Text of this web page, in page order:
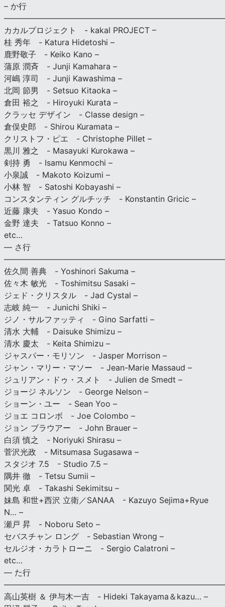
– か行
カカルプロジェクト - kakal PROJECT –
桂 秀年 - Katura Hidetoshi –
鹿野敬子 - Keiko Kano –
蒲原 潤斉 - Junji Kamahara –
河嶋 淳司 - Junji Kawashima –
北岡 節男 - Setsuo Kitaoka –
倉田 裕之 - Hiroyuki Kurata –
クラッセ デザイン - Classe design –
倉俣史郎 - Shirou Kuramata –
クリストフ・ピエ - Christophe Pillet –
黒川 雅之 - Masayuki Kurokawa –
剣持 勇 - Isamu Kenmochi –
小泉誠 - Makoto Koizumi –
小林 智 - Satoshi Kobayashi –
コンスタンティン グルチッチ - Konstantin Gricic –
近藤 康夫 - Yasuo Kondo –
金野 達夫 - Tatsuo Konno –
etc…
— さ行
佐久間 善典 - Yoshinori Sakuma –
佐々木 敏光 - Toshimitsu Sasaki –
ジェド・クリスタル - Jad Cystal –
志岐 純一 - Junichi Shiki –
ジノ・サルファッティ - Gino Sarfatti –
清水 大輔 - Daisuke Shimizu –
清水 慶太 - Keita Shimizu –
ジャスパー・モリソン - Jasper Morrison –
ジャン・マリー・マソー - Jean-Marie Massaud –
ジュリアン・ドゥ・スメト - Julien de Smedt –
ジョージ ネルソン - George Nelson –
ショーン・ユー - Sean Yoo –
ジョエ コロンボ - Joe Colombo –
ジョン ブラウアー - John Brauer –
白須 慎之 - Noriyuki Shirasu –
菅沢光政 - Mitsumasa Sugasawa –
スタジオ 7.5 - Studio 7.5 –
隅井 徹 - Tetsu Sumii –
関光 卓 - Takashi Sekimitsu –
妹島 和世+西沢 立衛／SANAA - Kazuyo Sejima+Ryue
N… –
瀬戸 昇 - Noboru Seto –
セバスチャン ロング - Sebastian Wrong –
セルジオ・カラトローニ - Sergio Calatroni –
etc…
— た行
高山英樹 ＆ 伊与木一吉 - Hideki Takayama＆kazu… –